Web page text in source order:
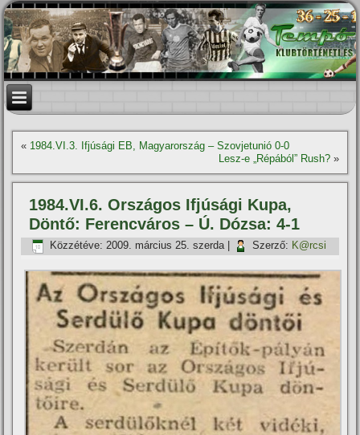
« 1984.VI.3. Ifjúsági EB, Magyarország – Szovjetunió 0-0
Lesz-e „Répából” Rush?»
1984.VI.6. Országos Ifjúsági Kupa,
Döntő: Ferencváros – Ú. Dózsa: 4-1
Közzétéve: 2009. március 25. szerda| Szerző: K@rcsi